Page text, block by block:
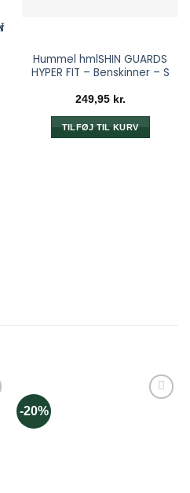
Hummel hmlSHIN GUARDS
HYPER FIT – Benskinner – S
249,95 kr.
TILFØJ TIL KURV
-20%